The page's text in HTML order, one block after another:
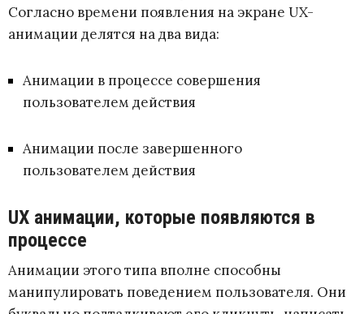
Согласно времени появления на экране UX-
анимации делятся на два вида:
Анимации в процессе совершения
пользователем действия
Анимации после завершенного
пользователем действия
UX анимации, которые появляются в
процессе
Анимации этого типа вполне способны
манипулировать поведением пользователя. Они